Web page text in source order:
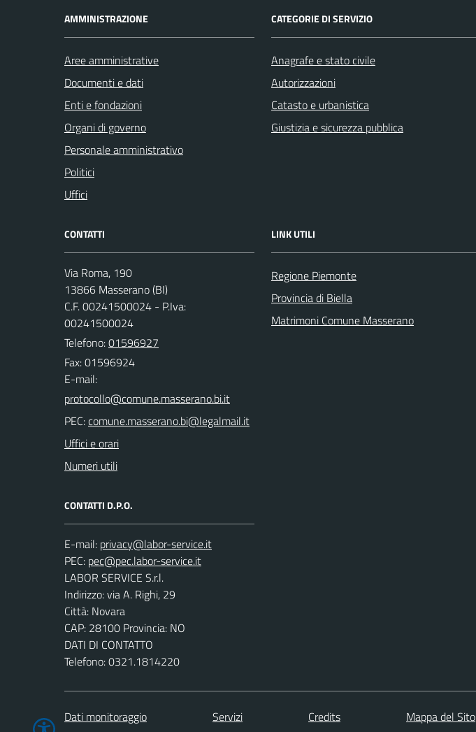
AMMINISTRAZIONE
Aree amministrative
Documenti e dati
Enti e fondazioni
Organi di governo
Personale amministrativo
Politici
Uffici
CATEGORIE DI SERVIZIO
Anagrafe e stato civile
Autorizzazioni
Catasto e urbanistica
Giustizia e sicurezza pubblica
CONTATTI
Via Roma, 190
13866 Masserano (BI)
C.F. 00241500024 - P.Iva:
00241500024
Telefono:01596927
Fax: 01596924
E-mail:
PEC:
Uffici e orari
Numeri utili
CONTATTI D.P.O.
E-mail:
PEC:
LABOR SERVICE S.r.l.
Indirizzo: via A. Righi, 29
Città: Novara
CAP: 28100 Provincia: NO
DATI DI CONTATTO
Telefono: 0321.1814220
LINK UTILI
Regione Piemonte
Provincia di Biella
Matrimoni Comune Masserano
Dati monitoraggio Servizi Credits Mappa del Sito